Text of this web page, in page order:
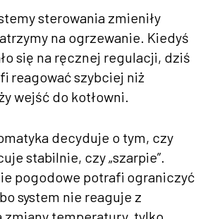
sterowania zmieniły
na ogrzewanie. Kiedyś
się na ręcznej regulacji, dziś
reagować szybciej niż
wejść do kotłowni.
decyduje o tym, czy
stabilnie, czy „szarpie”.
pogodowe potrafi ograniczyć
system nie reaguje z